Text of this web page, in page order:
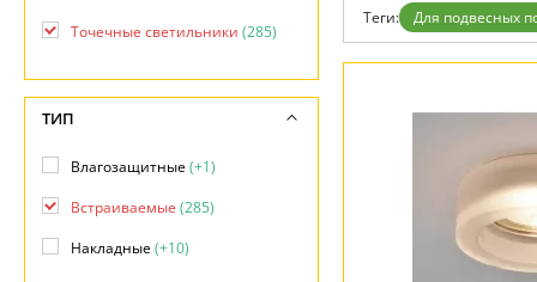
Доставка и оплата
Гарантия
Отзывы
Установка
Бренды
Контакты
Теги: Для подвесных
Точечные светильники (285)
ТИП
Влагозащитные(+1)
Встраиваемые (285)
Накладные(+10)